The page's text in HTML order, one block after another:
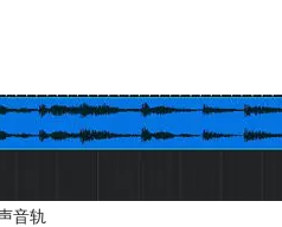
音轨